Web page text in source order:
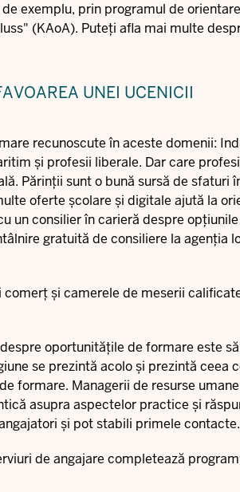
exemplu, prin programul de
(KAoA). Puteți afla mai multe
UNEI UCENICII
recunoscute în aceste domenii:
și profesii liberale. Dar care
Părinții sunt o bună sursă de sfaturi
oferte școlare și digitale ajută la
un consilier în carieră despre
gratuită de consiliere la agenția
și camerele de meserii
oportunitățile de formare este
se prezintă acolo și prezintă ceea
formare. Managerii de resurse
asupra aspectelor practice și
și pot stabili primele contacte.
de angajare completează